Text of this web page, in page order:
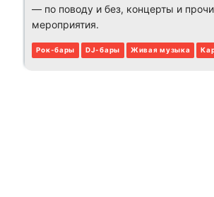
— по поводу и без, концерты и
мероприятия.
Рок-бары DJ-бары Живая музыка